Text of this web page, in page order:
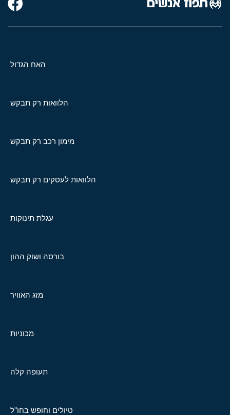
האח הגדול
הלוואות רק תבקש
מימון רכב רק תבקש
הלוואות לעסקים רק תבקש
עגלת תינוקות
בורסה ושוק ההון
מזג האוויר
מכוניות
תעופה קלה
טיולים וחופש בחו"ל